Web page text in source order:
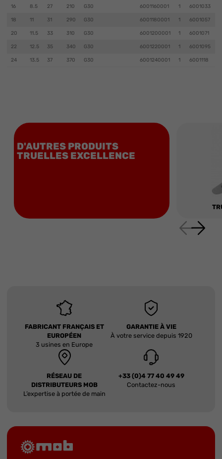
16 8.5 27 210 G30 6001160001 1 6001033
18 11 31 290 G30 6001180001 1 6001057
20 11.5 33 310 G30 6001200001 1 6001071
22 12.5 35 340 G30 6001220001 1 6001095
24 13.5 37 370 G30 6001240001 1 6001118
D'AUTRES PRODUITS
TRUELLES EXCELLENCE
FABRICANT FRANÇAIS ET
EUROPÉEN
3 usines en Europe
GARANTIE À VIE
À votre service depuis 1920
RÉSEAU DE
DISTRIBUTEURS MOB
L’expertise à portée de main
+33 (0)4 77 40 49 49
Contactez-nous